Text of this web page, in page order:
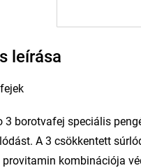
leírása
3 borotvafej speciális
A 3 csökkentett
kombinációja